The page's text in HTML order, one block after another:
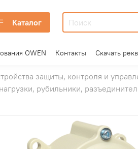
Каталог
OWEN Контакты Скачать
защиты, контроля и
рубильники,